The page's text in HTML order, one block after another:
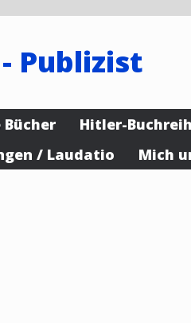
Publizist
Bücher Hitler-
/ Laudatio Mich